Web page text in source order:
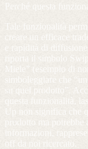
Perché questa
Tale funzionalità
creare un efficace
e rapidità di
riporta il simbolo
Miele” (esempio di
simboleggiare che
su quel prodotto”.
questa funzionalità,
Up non significa che
prodotto ma potrebbe
informazioni,
off da noi ricercato.